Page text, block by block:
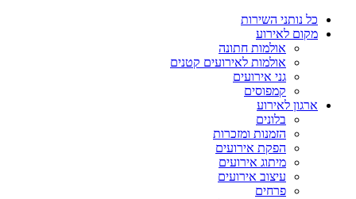
כל נותני השירות
מקום לאירוע
אולמות חתונה
אולמות לאירועים קטנים
גני אירועים
קמפוסים
ארגון לאירוע
בלונים
הזמנות ומזכרות
הפקת אירועים
מיתוג אירועים
עיצוב אירועים
פרחים